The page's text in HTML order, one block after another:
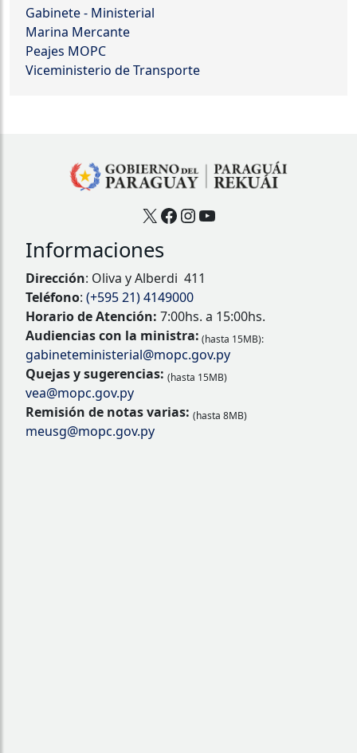
Gabinete - Ministerial
Marina Mercante
Peajes MOPC
Viceministerio de Transporte
X Facebook
Instagram
YouTube
Informaciones
Dirección: Oliva y Alberdi 411
Teléfono: (+595 21) 4149000
Horario de Atención: 7:00hs. a 15:00hs.
Audiencias con la ministra: (hasta 15MB):
gabineteministerial@mopc.gov.py
Quejas y sugerencias: (hasta 15MB)
vea@mopc.gov.py
Remisión de notas varias: (hasta 8MB)
meusg@mopc.gov.py